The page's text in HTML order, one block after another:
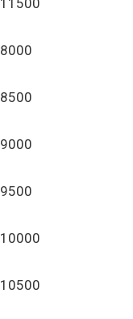
11500
8000
8500
9000
9500
10000
10500